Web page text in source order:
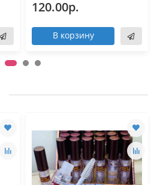
120.00р.
В корзину